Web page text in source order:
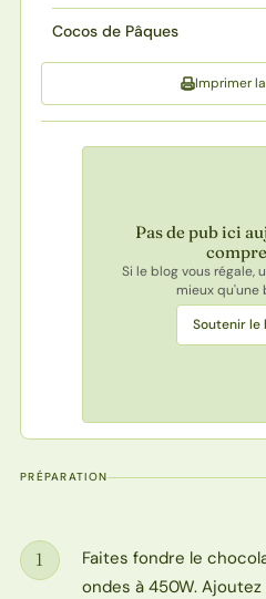
Cocos de Pâques
Imprimer
Pas de pub ici
Si le blog vous régale,
mieux qu'une
Soutenir le
PRÉPARATION
Étape
1
Faites fondre le
ondes à 450W.